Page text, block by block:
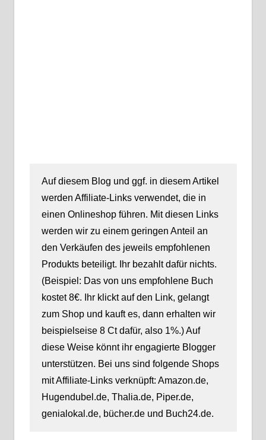
Auf diesem Blog und ggf. in diesem Artikel
werden Affiliate-Links verwendet, die in
einen Onlineshop führen. Mit diesen Links
werden wir zu einem geringen Anteil an
den Verkäufen des jeweils empfohlenen
Produkts beteiligt. Ihr bezahlt dafür nichts.
(Beispiel: Das von uns empfohlene Buch
kostet 8€. Ihr klickt auf den Link, gelangt
zum Shop und kauft es, dann erhalten wir
beispielseise 8 Ct dafür, also 1%.) Auf
diese Weise könnt ihr engagierte Blogger
unterstützen. Bei uns sind folgende Shops
mit Affiliate-Links verknüpft: Amazon.de,
Hugendubel.de, Thalia.de, Piper.de,
genialokal.de, bücher.de und Buch24.de.